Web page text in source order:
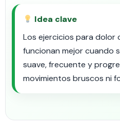
Idea clave
Los ejercicios para dolor
funcionan mejor cuando
suave, frecuente y
movimientos bruscos ni